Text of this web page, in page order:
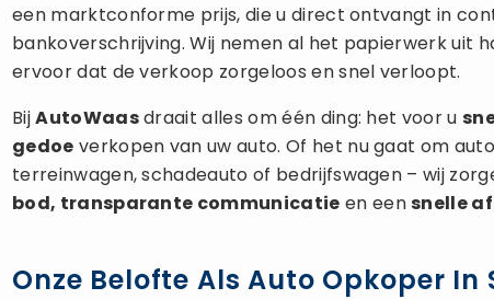
een marktconforme prijs, die u direct ontvangt in
bankoverschrijving. Wij nemen al het papierwerk uit
ervoor dat de verkoop zorgeloos en snel verloopt.
BijAutoWaasdraait alles om één ding: het voor u
gedoe verkopen van uw auto. Of het nu gaat om
terreinwagen, schadeauto of bedrijfswagen – wij
bod, transparante communicatie en eensnelle
Onze Belofte Als Auto Opkoper In